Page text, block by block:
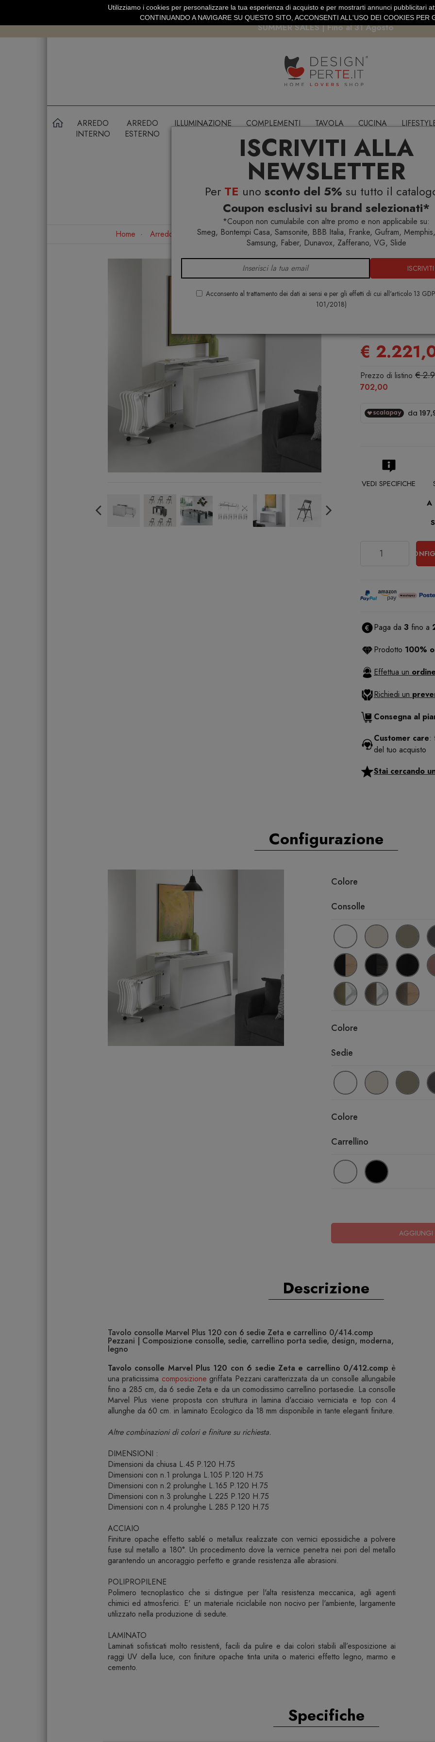
ISCRIVITI ALLA
NEWSLETTER
Per TE uno sconto del 5% su tutto il
Coupon esclusivi su brand selezionati*
*Coupon non cumulabile con altre promo e non applicabile su:
Smeg, Bontempi Casa, Samsonite, BBB Italia, Franke, Gufram,
Samsung, Faber, Dunavox, Zafferano, VG, Slide
ISCRIVITI
Acconsento al trattamento dei dati ai sensi e per gli effetti di cui all'articolo 13
101/2018)
SPEDIZIONE GRATUITA SOPRA 99 EURO PAGAMENTO SICURO PAYPAL · CARTA DI CREDITO
SUMMER SALES | Fino al 31 Agosto
ARREDO
INTERNO
ARREDO
ESTERNO
ILLUMINAZIONE COMPLEMENTI TAVOLA CUCINA
Home Arredo interno Consolle allungabili Tavolo consolle Marvel Plus 120 con 6
Tavolo
120 con 6
€
Prezzo di listino €
702,00
VEDI SPECIFICHE
A
Paga da 3 fino a
Prodotto 100%
Effettua un
Richiedi un
Consegna al
Customer care:
del tuo acquisto
Stai cercando
Configurazione
Colore
Consolle
Colore
Sedie
Colore
Carrellino
AGGIUNGI
Descrizione
Tavolo consolle Marvel Plus 120 con 6 sedie Zeta e carrellino 0/414.comp
Pezzani | Composizione consolle, sedie, carrellino porta sedie, design, moderna,
legno
Tavolo consolle Marvel Plus 120 con 6 sedie Zeta e carrellino 0/412.comp è
una praticissima composizione griffata Pezzani caratterizzata da un consolle allungabile
fino a 285 cm, da 6 sedie Zeta e da un comodissimo carrellino portasedie. La consolle
Marvel Plus viene proposta con struttura in lamina d'acciaio verniciata e top con 4
allunghe da 60 cm. in laminato Ecologico da 18 mm disponibile in tante eleganti finiture.
Altre combinazioni di colori e finiture su richiesta.
DIMENSIONI :
Dimensioni da chiusa L.45 P.120 H.75
Dimensioni con n.1 prolunga L.105 P.120 H.75
Dimensioni con n.2 prolunghe L.165 P.120 H.75
Dimensioni con n.3 prolunghe L.225 P.120 H.75
Dimensioni con n.4 prolunghe L.285 P.120 H.75
ACCIAIO
Finiture opache effetto sablé o metallux realizzate con vernici epossidiche a polvere
fuse sul metallo a 180°. Un procedimento dove la vernice penetra nei pori del metallo
garantendo un ancoraggio perfetto e grande resistenza alle abrasioni.
POLIPROPILENE
Polimero tecnoplastico che si distingue per l'alta resistenza meccanica, agli agenti
chimici ed atmosferici. E' un materiale riciclabile non nocivo per l'ambiente, largamente
utilizzato nella produzione di sedute.
LAMINATO
Laminati sofisticati molto resistenti, facili da pulire e dai colori stabili all’esposizione ai
raggi UV della luce, con finiture opache tinta unita o materici effetto legno, marmo e
cemento.
Specifiche
Utilizziamo i cookies per personalizzare la tua esperienza di acquisto e per mostrarti annunci pubblicitari
CONTINUANDO A NAVIGARE SU QUESTO SITO, ACCONSENTI ALL'USO DEI COOKIES PER